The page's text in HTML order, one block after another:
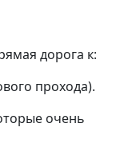
дорога к:
прохода).
очень